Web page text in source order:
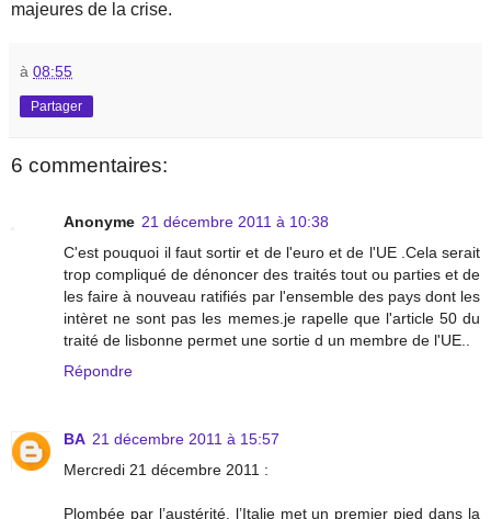
majeures de la crise.
à 08:55
Partager
6 commentaires:
Anonyme 21 décembre 2011 à 10:38
C'est pouquoi il faut sortir et de l'euro et de l'UE .Cela serait
trop compliqué de dénoncer des traités tout ou parties et de
les faire à nouveau ratifiés par l'ensemble des pays dont les
intèret ne sont pas les memes.je rapelle que l'article 50 du
traité de lisbonne permet une sortie d un membre de l'UE..
Répondre
BA 21 décembre 2011 à 15:57
Mercredi 21 décembre 2011 :
Plombée par l’austérité, l’Italie met un premier pied dans la